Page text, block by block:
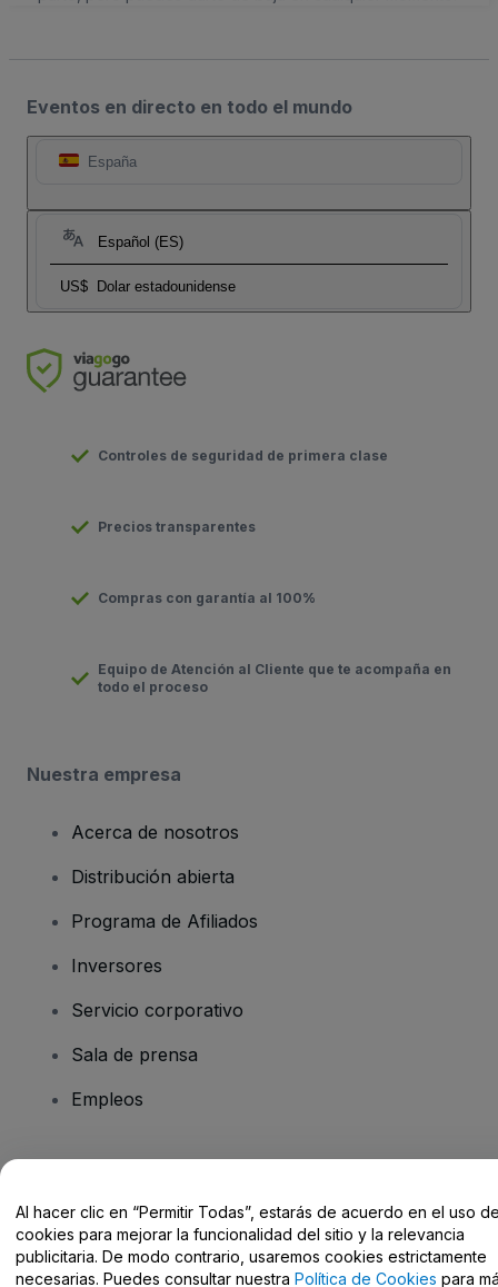
Eventos en directo en todo el mundo
España
Español (ES)
US$ Dolar estadounidense
Controles de seguridad de primera clase
Precios transparentes
Compras con garantía al 100%
Equipo de Atención al Cliente que te acompaña en
todo el proceso
Nuestra empresa
Acerca de nosotros
Distribución abierta
Programa de Afiliados
Inversores
Servicio corporativo
Sala de prensa
Empleos
Centro de Ayuda / Contacto
Al hacer clic en “Permitir Todas”, estarás de acuerdo en el uso
cookies para mejorar la funcionalidad del sitio y la relevancia
publicitaria. De modo contrario, usaremos cookies estrictamente
necesarias. Puedes consultar nuestra Política de Cookies para